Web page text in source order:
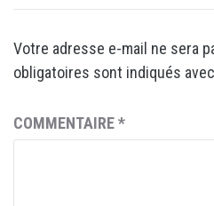
Votre adresse e-mail ne sera
obligatoires sont indiqués avec
COMMENTAIRE*